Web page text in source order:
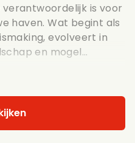
is voor
haven. Wat begint als
evolveert in
en mogel...